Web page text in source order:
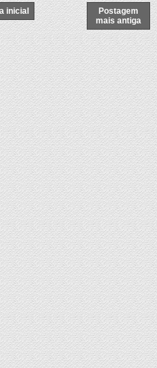
Postagem
mais antiga
inicial